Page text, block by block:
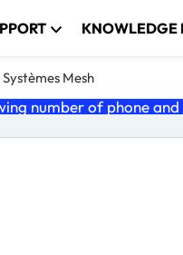
KNOWLEDGE
Mesh
number of phone